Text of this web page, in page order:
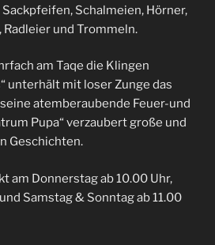
Schalmeien, Hörner,
Radleier und Trommeln.
am Taqe die Klingen
unterhält mit loser Zunge das
atemberaubende Feuer-und
Pupa“ verzaubert große und
Geschichten.
am Donnerstag ab 10.00 Uhr,
Samstag & Sonntag ab 11.00